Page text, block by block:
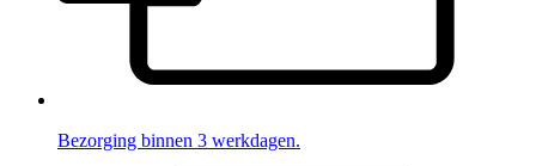
Bezorging binnen 3 werkdagen.